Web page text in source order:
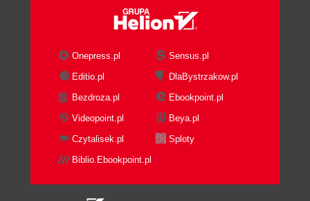
Onepress.pl
Sensus.pl
Editio.pl
DlaBystrzakow.pl
Bezdroza.pl
Ebookpoint.pl
Videopoint.pl
Beya.pl
Czytalisek.pl
Sploty
Biblio.Ebookpoint.pl